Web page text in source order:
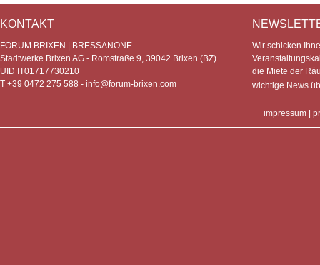
KONTAKT
FORUM BRIXEN | BRESSANONE
Stadtwerke Brixen AG - Romstraße 9, 39042 Brixen (BZ)
UID IT01717730210
T +39 0472 275 588 - info@forum-brixen.com
Wir schicken
die Miete der
wichtige News
impressum